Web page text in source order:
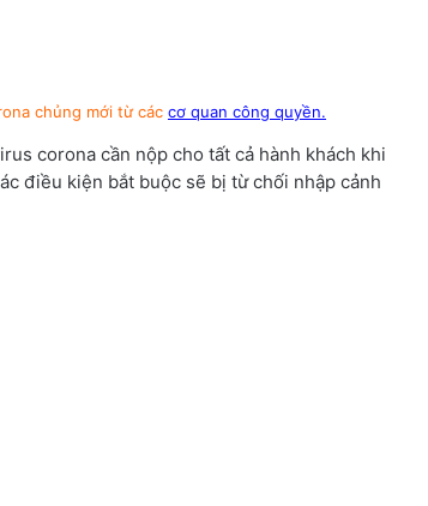
chủng mới từ các cơ quan công quyền.
corona cần nộp cho tất cả hành khách khi
điều kiện bắt buộc sẽ bị từ chối nhập cảnh